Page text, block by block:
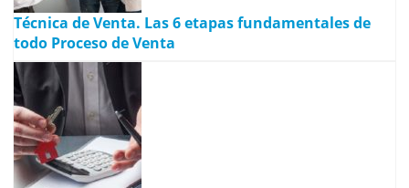
Técnica de Venta. Las 6 etapas fundamentales de
todo Proceso de Venta